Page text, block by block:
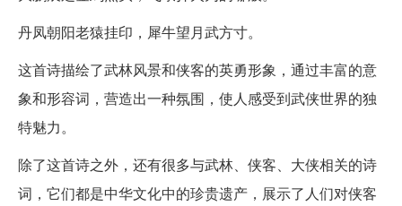
丹凤朝阳老猿挂印，犀牛望月武方寸。
这首诗描绘了武林风景和侠客的英勇形象，通过丰富的意
象和形容词，营造出一种氛围，使人感受到武侠世界的独
特魅力。
除了这首诗之外，还有很多与武林、侠客、大侠相关的诗
词，它们都是中华文化中的珍贵遗产，展示了人们对侠客